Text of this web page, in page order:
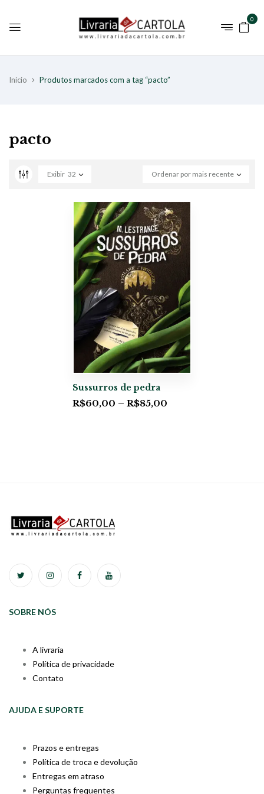
0
Início Produtos marcados com a tag “pacto”
pacto
Ordenar por mais recente
Exibir 32
Sussurros de pedra
R$60,00 – R$85,00
SOBRE NÓS
A livraria
Política de privacidade
Contato
AJUDA E SUPORTE
Prazos e entregas
Política de troca e devolução
Entregas em atraso
Perguntas frequentes